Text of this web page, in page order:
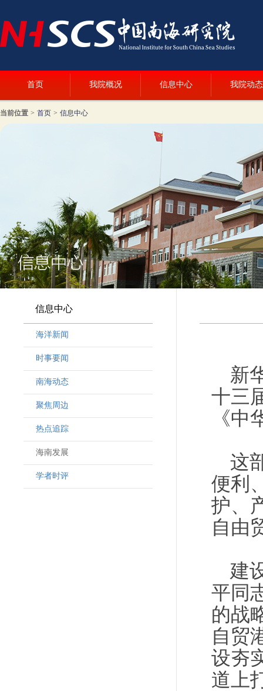
首页 我院概况 信息中心 我院动态
当前位置 > 首页 > 信息中心
信息中心
海洋新闻
时事要闻
南海动态
聚焦周边
热点追踪
海南发展
学者时评
新
十三
《
这
便利
护、
自由
建
平同
的战
自贸
设夯
道上